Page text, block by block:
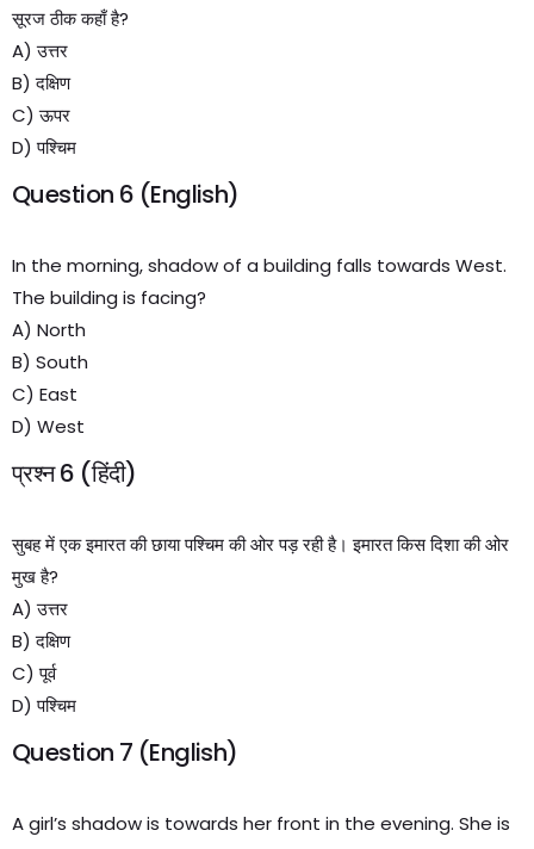
सूरज ठीक कहाँ है?
A) उत्तर
B) दक्षिण
C) ऊपर
D) पश्चिम
Question 6 (English)
In the morning, shadow of a building falls towards West.
The building is facing?
A) North
B) South
C) East
D) West
प्रश्न 6 (हिंदी)
सुबह में एक इमारत की छाया पश्चिम की ओर पड़ रही है। इमारत किस दिशा की ओर
मुख है?
A) उत्तर
B) दक्षिण
C) पूर्व
D) पश्चिम
Question 7 (English)
A girl’s shadow is towards her front in the evening. She is